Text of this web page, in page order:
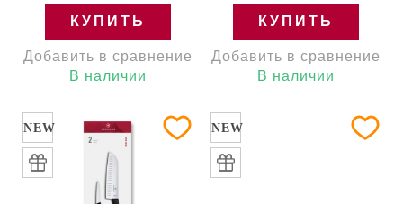
КУПИТЬ
Добавить в сравнение
В наличии
КУПИТЬ
Добавить в сравнение
В наличии
NEW NEW